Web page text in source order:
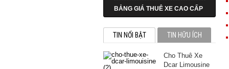
BẢNG GIÁ THUÊ XE CAO CẤP
TIN NỔI BẬT TIN HỮU ÍCH
Cho Thuê Xe
Dcar Limousine